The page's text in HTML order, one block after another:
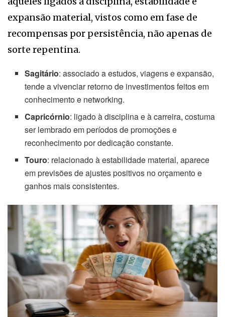
expansão material, vistos como em fase de
recompensas por persistência, não apenas de
sorte repentina.
Sagitário: associado a estudos, viagens e expansão,
tende a vivenciar retorno de investimentos feitos em
conhecimento e networking.
Capricórnio: ligado à disciplina e à carreira, costuma
ser lembrado em períodos de promoções e
reconhecimento por dedicação constante.
Touro: relacionado à estabilidade material, aparece
em previsões de ajustes positivos no orçamento e
ganhos mais consistentes.